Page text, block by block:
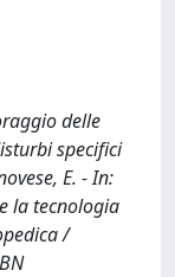
delle
specifici
E. - In:
la tecnologia
/